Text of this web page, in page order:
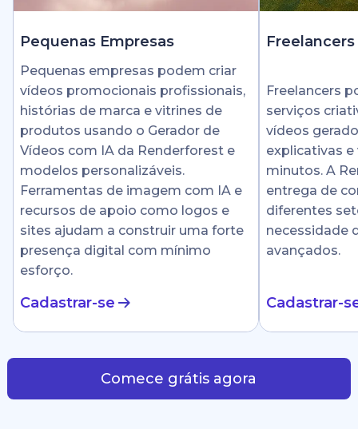
Pequenas Empresas
Pequenas empresas podem criar
vídeos promocionais profissionais,
histórias de marca e vitrines de
produtos usando o Gerador de
Vídeos com IA da Renderforest e
modelos personalizáveis.
Ferramentas de imagem com IA e
recursos de apoio como logos e
sites ajudam a construir uma forte
presença digital com mínimo
esforço.
Cadastrar-se
Freelancers
Freelancers
serviços
vídeos
explicativas
minutos. A
entrega de
diferentes
necessidade
avançados.
Cadastrar-
Comece grátis agora